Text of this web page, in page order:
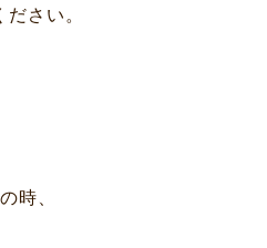
さい。
時、